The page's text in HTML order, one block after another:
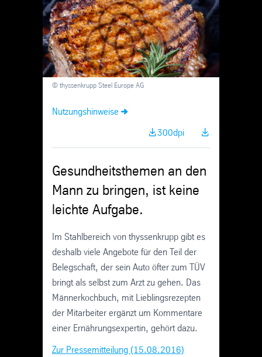
© thyssenkrupp Steel Europe AG
Nutzungshinweise
300dpi
Gesundheitsthemen an den
Mann zu bringen, ist keine
leichte Aufgabe.
Im Stahlbereich von thyssenkrupp gibt es
deshalb viele Angebote für den Teil der
Belegschaft, der sein Auto öfter zum TÜV
bringt als selbst zum Arzt zu gehen. Das
Männerkochbuch, mit Lieblingsrezepten
der Mitarbeiter ergänzt um Kommentare
einer Ernährungsexpertin, gehört dazu.
Zur Pressemitteilung (15.08.2016)